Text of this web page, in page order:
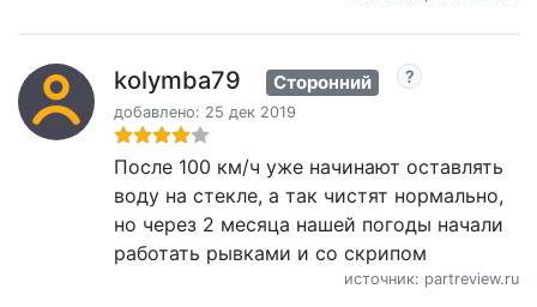
kolymba79 Сторонний
добавлено: 25 дек 2019
После 100 км/ч уже начинают оставлять
воду на стекле, а так чистят нормально,
но через 2 месяца нашей погоды начали
работать рывками и со скрипом
источник: partreview.ru